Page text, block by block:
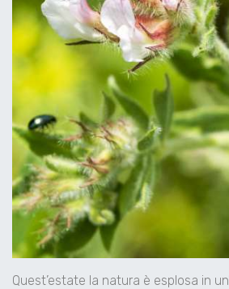
Quest’estate la natura è esplosa in